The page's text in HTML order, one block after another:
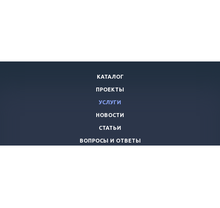
КАТАЛОГ
ПРОЕКТЫ
УСЛУГИ
НОВОСТИ
СТАТЬИ
ВОПРОСЫ И ОТВЕТЫ